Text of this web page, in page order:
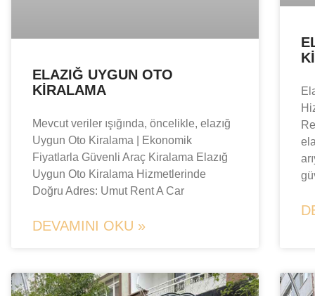
ELAZIĞ UYGUN OTO
KIRALAMA
Mevcut veriler ışığında, öncelikle, elazığ
Uygun Oto Kiralama | Ekonomik
Fiyatlarla Güvenli Araç Kiralama Elazığ
Uygun Oto Kiralama Hizmetlerinde
Doğru Adres: Umut Rent A Car
DEVAMINI OKU »